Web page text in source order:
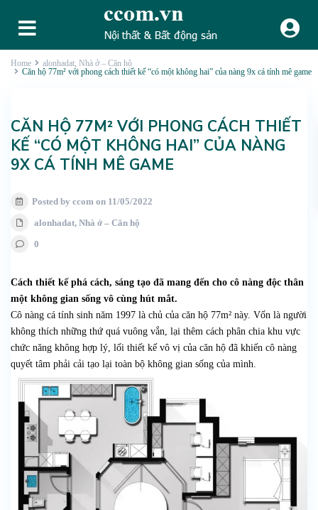
Home alonhadat, Nhà ở – Căn hộ
Căn hộ 77m² với phong cách thiết kế “có một không hai” của nàng 9x cá tính mê game
CĂN HỘ 77M² VỚI PHONG CÁCH THIẾT
KẾ “CÓ MỘT KHÔNG HAI” CỦA NÀNG
9X CÁ TÍNH MÊ GAME
Posted by ccom on 11/05/2022
alonhadat, Nhà ở – Căn hộ
0
Cách thiết kế phá cách, sáng tạo đã mang đến cho cô nàng độc thân
một không gian sống vô cùng hút mắt.
Cô nàng cá tính sinh năm 1997 là chủ của căn hộ 77m² này. Vốn là người
không thích những thứ quá vuông vắn, lại thêm cách phân chia khu vực
chức năng không hợp lý, lối thiết kế vô vị của căn hộ đã khiến cô nàng
quyết tâm phải cải tạo lại toàn bộ không gian sống của mình.